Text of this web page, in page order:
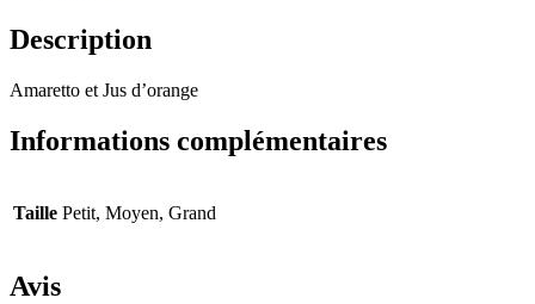
Description
Amaretto et Jus d’orange
Informations complémentaires
Taille Petit, Moyen, Grand
Avis